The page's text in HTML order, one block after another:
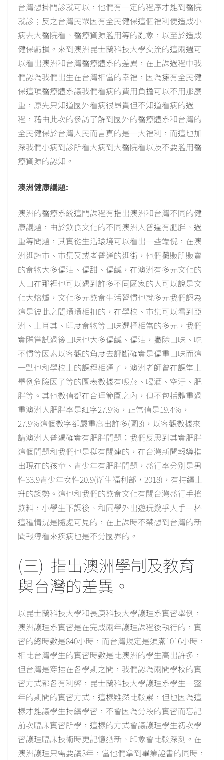
台灣想掛門診就可以，他們有一定的程序才能到醫院
就診；反之台灣民眾因有全民健保這個福利便造成小
病去大醫院看、醫療資源濫用等的亂象，以至於造成
健保虧損。來到澳洲昆士蘭科技大學交流的這兩週可
以看出澳洲和台灣醫療體系的差異，在上課過程中我
們認為我們出生在台灣相當的幸福，因為擁有全民健
保這項醫療體系讓我們看病的費用負擔可以不用那麼
重，原先只知道國外看病很昂貴但不知道看病的過
程，藉由此次的參訪了解到國外的醫療體系和台灣的
全民健保於台灣人民而言真的是一大福利，而這也加
深我們小病到診所看大病到大醫院看以及不要濫用醫
療資源的認知。
澳洲健康議題:
澳洲的醫療系統這門課程有指出澳洲和台灣不同的健
康議題，由於飲食文化的不同澳洲人普遍有肥胖、過
重等問題，其實從生活環境可以看出一些端倪，在澳
洲逛超市、市集又或者普通的逛街，他們攤販所販賣
的食物大多偏油、偏甜、偏鹹，在澳洲有多元文化的
人口在那裡也可以遇到許多不同國家的人可以說是文
化大熔爐，文化多元飲食生活習慣也就多元我們認為
這是彼此之間環環相扣的，在學校、市集可以看到亞
洲、土耳其、印度食物等口味選擇相當的多元，我們
實際嘗試過後口味也大多偏鹹、偏油，撇除口味、吃
不慣等因素以客觀的角度去評斷確實是偏重口味而這
一點也和學校上的課程相通了，澳洲老師曾在課堂上
舉例危險因子等的圖表數據有吸菸、喝酒、空汙、肥
胖等。其他數值都在合理範圍之內，但不包括體重過
重澳洲人肥胖率是紅字27.9％，正常值是19.4％，
27.9％這個數字卻嚴重高出許多(圖3)，以客觀數據來
講澳洲人普遍確實有肥胖問題；我們反思到其實肥胖
這個問題和我們也是挺有關連的，在台灣新聞報導指
出現在的孩童、青少年有肥胖問題，盛行率分別是男
性33.9青少年女性20.9(衛生福利部，2018)，有持續上
升的趨勢。這也和我們的飲食文化有關台灣盛行手搖
飲料，小學生下課後、和同學外出遊玩幾乎人手一杯
這種情況是隨處可見的，在上課時不禁想到台灣的新
聞報導看來疾病也是不分國界的。
(三) 指出澳洲學制及教育
與台灣的差異。
以昆士蘭科技大學和長庚科技大學護理系實習舉例，
澳洲護理系實習是在完成兩年護理課程後執行的，實
習的總時數是840小時，而台灣規定是須滿1016小時，
相比台灣學生的實習時數是比澳洲的學生高出許多，
但台灣是穿插在各學期之間，我們認為兩間學校的實
習方式都各有利弊，昆士蘭科技大學護理系學生一整
年的期間的實習方式，這樣雖然比較累，但也因為這
樣才能讓學生持續學習，不會因為分段的實習而忘記
前次臨床實習所學，這樣的方式會讓護理學生初次學
習護理臨床技術時更記憶猶新、印象會比較深刻。在
澳洲護理只需要讀3年，當他們拿到畢業證書的同時，